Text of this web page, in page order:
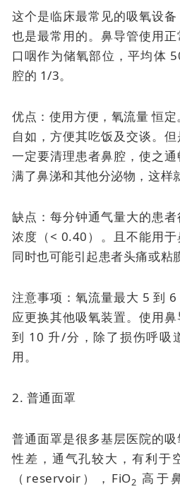
这个是临床最常见的吸氧设备
也是最常用的。鼻导管使用
口咽作为储氧部位，平均体
腔的 1/3。
优点：使用方便， 氧流量恒定
自如，方便其吃饭及交谈。
一定要清理患者鼻腔，使之
满了鼻涕和其他分泌物，这样
缺点：每分钟通气量大的患
浓度（< 0.40）。且不能用于
同时也可能引起患者头痛或粘
注意事项：氧流量最大 5 到
应更换其他吸氧装置。使用
到 10 升/分，除了损伤呼吸
用。
2. 普通面罩
普通面罩是很多基层医院的
性差，通气孔较大，有利于
（reservoir），FiO2 高于